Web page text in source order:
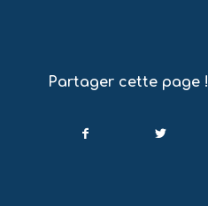
Partager cette page !